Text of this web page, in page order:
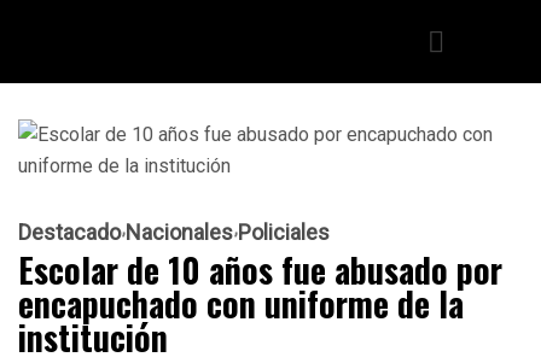
Destacado Nacionales Policiales
Escolar de 10 años fue abusado por
encapuchado con uniforme de la
institución